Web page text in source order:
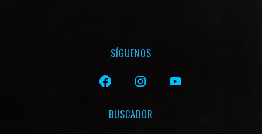
SÍGUENOS
FACEBOOKINSTAGRAMYOUTUBE
BUSCADOR